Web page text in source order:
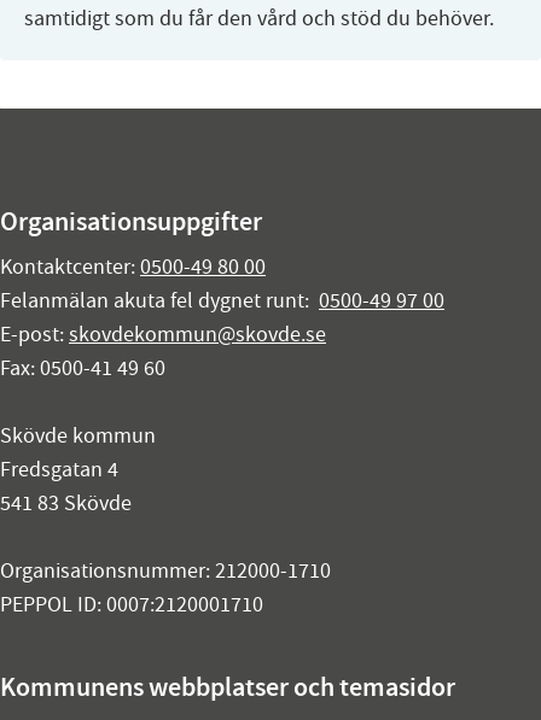
samtidigt som du får den vård och stöd du behöver.
Organisationsuppgifter
Kontaktcenter:0500-49 80 00
Felanmälan akuta fel dygnet runt: 0500-49 97 00
E-post:skovdekommun@skovde.se
Fax: 0500-41 49 60
Skövde kommun
Fredsgatan 4
541 83 Skövde
Organisationsnummer: 212000-1710
PEPPOL ID: 0007:2120001710
Kommunens webbplatser och temasidor